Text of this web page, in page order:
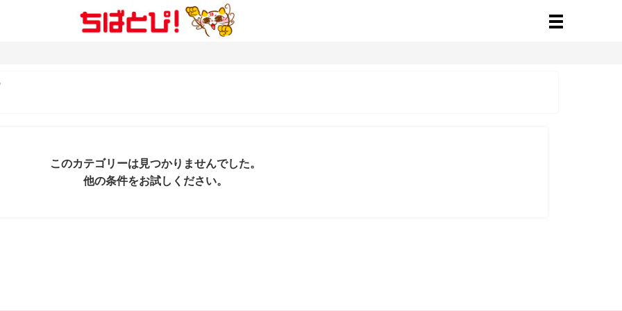
このカテゴリーは見つかりませんでした。
他の条件をお試しください。